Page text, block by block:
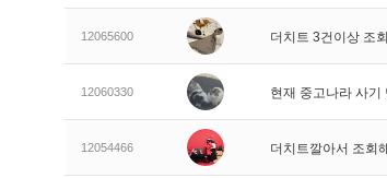
12065600 더치트 3건이상 조
12060330 현재 중고나라 사기
12054466 더치트깔아서 조회